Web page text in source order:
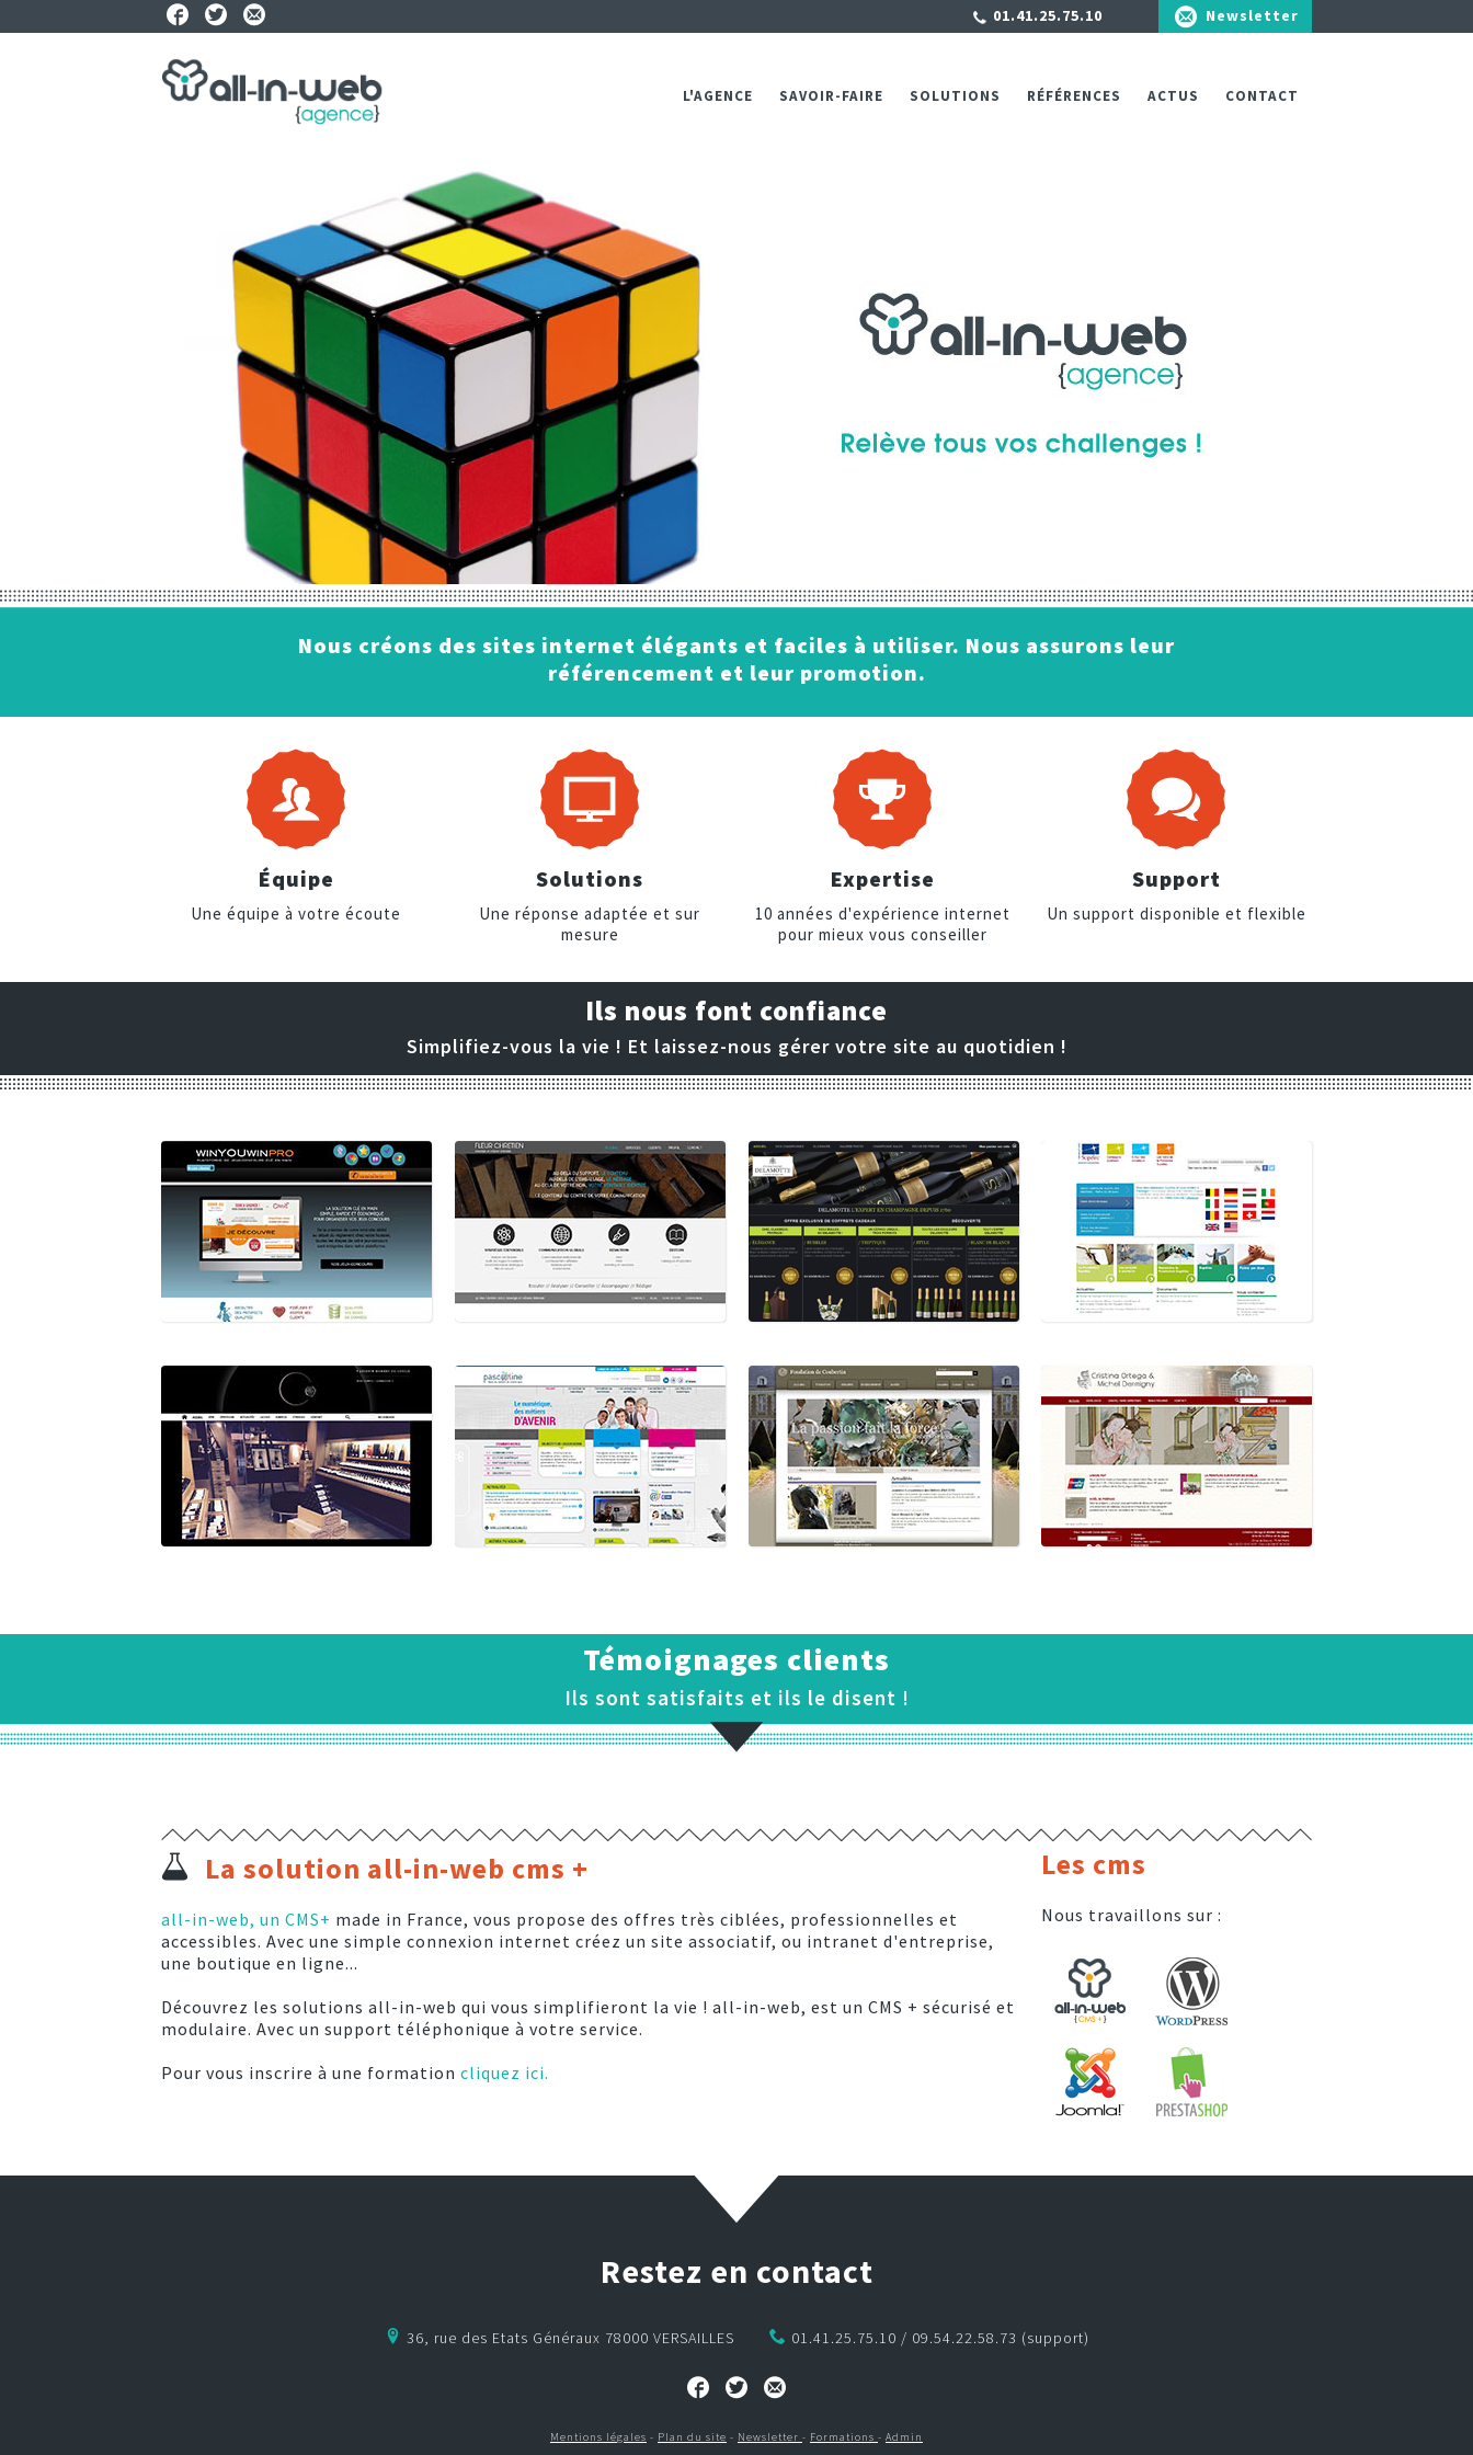
Newsletter
01.41.25.75.10
L'AGENCE SAVOIR-FAIRE SOLUTIONS RÉFÉRENCES ACTUS CONTACT
Nous créons des sites internet élégants et faciles à utiliser. Nous assurons leur
référencement et leur promotion.
Équipe
Une équipe à votre écoute
Solutions
Une réponse adaptée et sur
mesure
Expertise
10 années d'expérience internet
pour mieux vous conseiller
Support
Un support disponible et flexible
Ils nous font confiance
Simplifiez-vous la vie ! Et laissez-nous gérer votre site au quotidien !
Témoignages clients
Ils sont satisfaits et ils le disent !
La solution all-in-web cms +
all-in-web, un CMS+ made in France, vous propose des offres très ciblées, professionnelles et
accessibles. Avec une simple connexion internet créez un site associatif, ou intranet d'entreprise,
une boutique en ligne...
Découvrez les solutions all-in-web qui vous simplifieront la vie ! all-in-web, est un CMS + sécurisé et
modulaire. Avec un support téléphonique à votre service.
Pour vous inscrire à une formation cliquez ici.
Les cms
Nous travaillons sur :
Restez en contact
36, rue des Etats Généraux 78000 VERSAILLES 01.41.25.75.10 / 09.54.22.58.73 (support)
Mentions légales - Plan du site - Newsletter - Formations - Admin